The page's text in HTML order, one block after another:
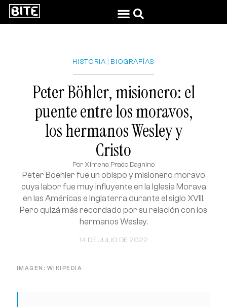
HISTORIA BIOGRAFÍAS
Peter Böhler, misionero: el
puente entre los moravos,
los hermanos Wesley y
Cristo
Por Ximena Prado Dagnino
14 DE JULIO DE 2022
Peter Boehler fue un obispo y misionero moravo
cuya labor fue muy influyente en la Iglesia Morava
en las Américas e Inglaterra durante el siglo XVIII.
Pero quizá más recordado por su relación con los
hermanos Wesley.
IMAGEN: WIKIPEDIA